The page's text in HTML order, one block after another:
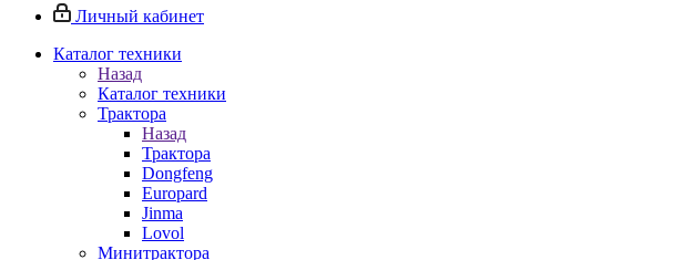
Личный кабинет
Каталог техники
Назад
Каталог техники
Трактора
Назад
Трактора
Dongfeng
Europard
Jinma
Lovol
Минитрактора